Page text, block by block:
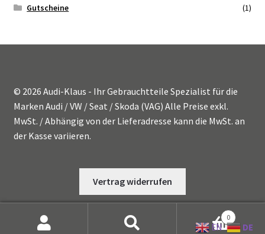
Gutscheine
(1)
© 2026 Audi-Klaus - Ihr Gebrauchtteile Spezialist für die
Marken Audi / VW / Seat / Skoda (VAG) Alle Preise exkl.
MwSt. / Abhängig von der Lieferadresse kann die MwSt. an
der Kasse variieren.
Vertrag widerrufen
0
EN DE